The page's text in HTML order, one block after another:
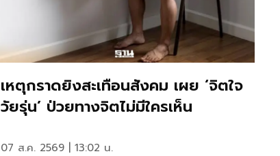
เหตุกราดยิงสะเทือนสังคม เผย ‘จิตใจ
วัยรุ่น’ ป่วยทางจิตไม่มีใครเห็น
07 ส.ค. 2569 | 13:02 น.